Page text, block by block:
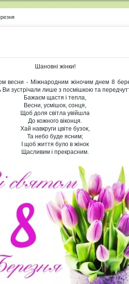
Шановні жінки!
весни - Міжнародним жіночим днем 8
зустрічали лише з посмішкою та
Бажаєм щастя і тепла,
Весни, усмішок, сонця,
Щоб доля світла увійшла
До кожного віконця.
Хай навкруги цвіте бузок,
Та небо буде ясним;
І щоб життя було в жінок
Щасливим і прекрасним.